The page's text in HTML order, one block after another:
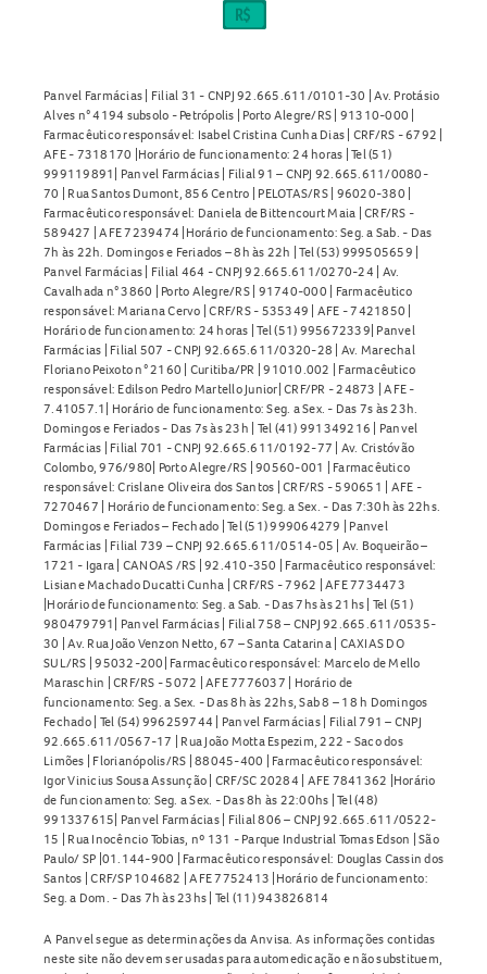
Prour 150mgdeve ser armazenado em temperatura
ambiente, entre 15°C e 30°C, protegido da umidade e
mantido em sua embalagem original.
Não utilize o medicamento fora do prazo de validade e
mantenha sempre fora do alcance de crianças.
Conheça outros produtos relacionados à categoria de
Refluxo Gástricona Panvel Farmácias e encontre opções
adequadas para auxiliar no cuidado com a sua saúde
digestiva.
Panvel Farmácias | Filial 31 - CNPJ 92.665.611/0101-30 | Av. Protásio
Alves n° 4194 subsolo - Petrópolis | Porto Alegre/RS | 91310-000 |
Farmacêutico responsável: Isabel Cristina Cunha Dias | CRF/RS - 6792 |
AFE - 7318170 |Horário de funcionamento: 24 horas | Tel (51)
999119891| Panvel Farmácias | Filial 91 – CNPJ 92.665.611/0080-
70 | Rua Santos Dumont, 856 Centro | PELOTAS/RS | 96020-380 |
Farmacêutico responsável: Daniela de Bittencourt Maia | CRF/RS -
589427 | AFE 7239474 |Horário de funcionamento: Seg. a Sab. - Das
7h às 22h. Domingos e Feriados – 8h às 22h | Tel (53) 999505659 |
Panvel Farmácias | Filial 464 - CNPJ 92.665.611/0270-24 | Av.
Cavalhada n° 3860 | Porto Alegre/RS | 91740-000 | Farmacêutico
responsável: Mariana Cervo | CRF/RS - 535349 | AFE - 7421850 |
Horário de funcionamento: 24 horas | Tel (51) 995672339| Panvel
Farmácias | Filial 507 - CNPJ 92.665.611/0320-28 | Av. Marechal
Floriano Peixoto n° 2160 | Curitiba/PR | 91010.002 | Farmacêutico
responsável: Edilson Pedro Martello Junior| CRF/PR - 24873 | AFE -
7.41057.1| Horário de funcionamento: Seg. a Sex. - Das 7s às 23h.
Domingos e Feriados - Das 7s às 23h | Tel (41) 991349216 | Panvel
Farmácias | Filial 701 - CNPJ 92.665.611/0192-77 | Av. Cristóvão
Colombo, 976/980| Porto Alegre/RS | 90560-001 | Farmacêutico
responsável: Crislane Oliveira dos Santos | CRF/RS - 590651 | AFE -
7270467 | Horário de funcionamento: Seg. a Sex. - Das 7:30h às 22hs.
Domingos e Feriados – Fechado | Tel (51) 999064279 | Panvel
Farmácias | Filial 739 – CNPJ 92.665.611/0514-05 | Av. Boqueirão –
1721 - Igara | CANOAS /RS | 92.410-350 | Farmacêutico responsável:
Lisiane Machado Ducatti Cunha | CRF/RS - 7962 | AFE 7734473
|Horário de funcionamento: Seg. a Sab. - Das 7hs às 21hs | Tel (51)
980479791| Panvel Farmácias | Filial 758 – CNPJ 92.665.611/0535-
30 | Av. Rua João Venzon Netto, 67 – Santa Catarina | CAXIAS DO
SUL/RS | 95032-200| Farmacêutico responsável: Marcelo de Mello
Maraschin | CRF/RS - 5072 | AFE 7776037 | Horário de
funcionamento: Seg. a Sex. - Das 8h às 22hs, Sab 8 – 18 h Domingos
Fechado | Tel (54) 996259744 | Panvel Farmácias | Filial 791 – CNPJ
92.665.611/0567-17 | Rua João Motta Espezim, 222 - Saco dos
Limões | Florianópolis/RS | 88045-400 | Farmacêutico responsável:
Igor Vinicius Sousa Assunção | CRF/SC 20284 | AFE 7841362 |Horário
de funcionamento: Seg. a Sex. - Das 8h às 22:00hs | Tel (48)
991337615| Panvel Farmácias | Filial 806 – CNPJ 92.665.611/0522-
15 | Rua Inocêncio Tobias, nº 131 - Parque Industrial Tomas Edson | São
Paulo/ SP |01.144-900 | Farmacêutico responsável: Douglas Cassin dos
Santos | CRF/SP 104682 | AFE 7752413 |Horário de funcionamento:
Seg. a Dom. - Das 7h às 23hs | Tel (11) 943826814
A Panvel segue as determinações da Anvisa. As informações contidas
neste site não devem ser usadas para automedicação e não substituem,